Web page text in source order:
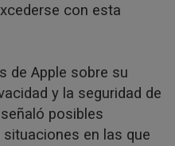
con esta
de Apple sobre su
y la seguridad de
posibles
en las que